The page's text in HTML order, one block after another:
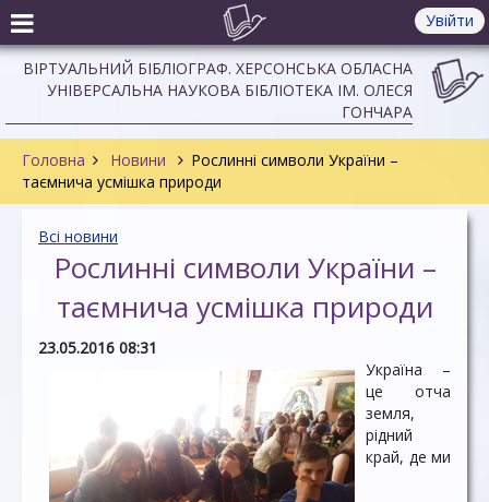
Увійти
ВІРТУАЛЬНИЙ БІБЛІОГРАФ. ХЕРСОНСЬКА ОБЛАСНА
УНІВЕРСАЛЬНА НАУКОВА БІБЛІОТЕКА ІМ. ОЛЕСЯ
ГОНЧАРА
Головна Новини
Рослинні символи України –
таємнича усмішка природи
Всі новини
Рослинні символи України –
таємнича усмішка природи
23.05.2016 08:31
Україна –
це отча
земля,
рідний
край, де ми